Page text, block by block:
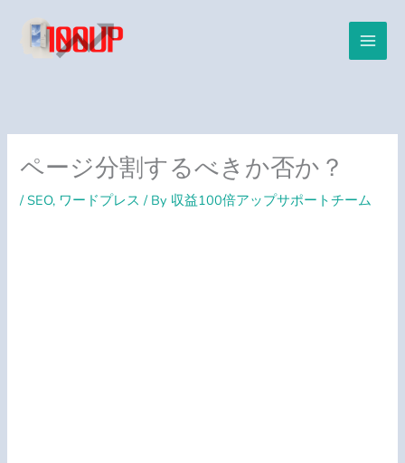
ページ分割するべきか否か？
/SEO, ワードプレス / By 収益100倍アップサポートチーム